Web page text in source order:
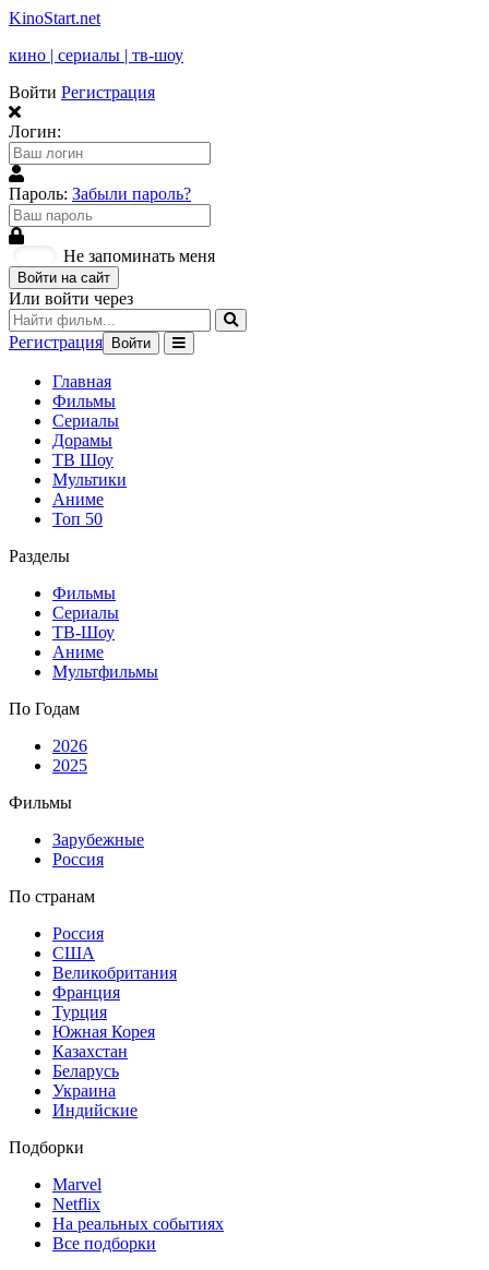
KinoStart.net
кино | сериалы | тв-шоу
Войти Регистрация
Логин:
Пароль: Забыли пароль?
Не запоминать меня
Войти на сайт
Или войти через
Регистрация Войти
Главная
Фильмы
Сериалы
Дорамы
ТВ Шоу
Мультики
Аниме
Топ 50
Разделы
Фильмы
Сериалы
ТВ-Шоу
Аниме
Мультфильмы
По Годам
2026
2025
Фильмы
Зарубежные
Россия
По странам
Россия
США
Великобритания
Франция
Турция
Южная Корея
Казахстан
Беларусь
Украина
Индийские
Подборки
Marvel
Netflix
На реальных событиях
Все подборки